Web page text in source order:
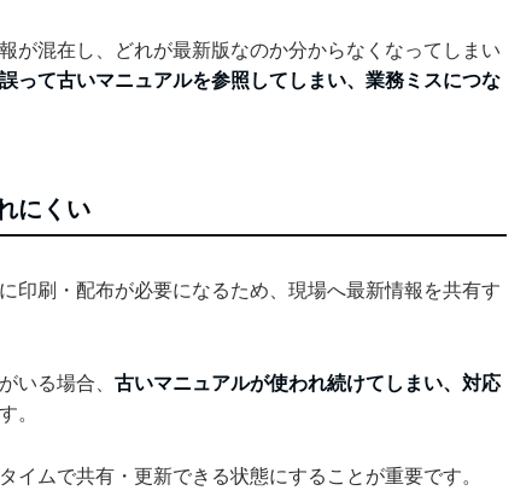
が混在し、どれが最新版なのか分からなくなってしまい
誤って古いマニュアルを参照してしまい、業務ミスにつな
にくい
印刷・配布が必要になるため、現場へ最新情報を共有す
いる場合、 古いマニュアルが使われ続けてしまい、対応
。
イムで共有・更新できる状態にすることが重要です。